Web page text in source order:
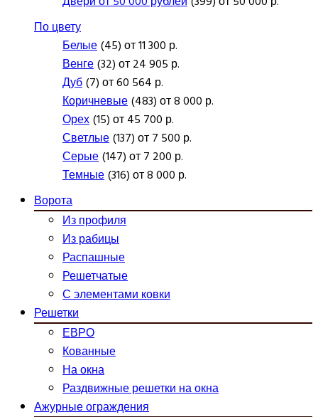
По цвету
Белые(45) от 11 300 р.
Венге(32) от 24 905 р.
Дуб(7) от 60 564 р.
Коричневые(483) от 8 000 р.
Орех(15) от 45 700 р.
Светлые(137) от 7 500 р.
Серые(147) от 7 200 р.
Темные(316) от 8 000 р.
Ворота
Из профиля
Из рабицы
Распашные
Решетчатые
С элементами ковки
Решетки
ЕВРО
Кованные
На окна
Раздвижные решетки на окна
Ажурные ограждения